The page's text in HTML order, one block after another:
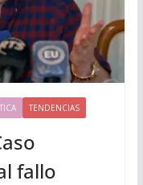
TENDENCIAS
fallo